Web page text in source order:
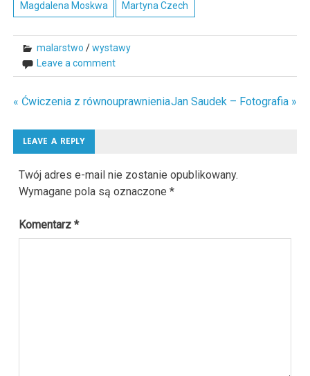
Magdalena Moskwa Martyna Czech
malarstwo /wystawy
Leave a comment
Nawigacja
wpisu
« Ćwiczenia z równouprawnieniaJan Saudek – Fotografia »
LEAVE A REPLY
Twój adres e-mail nie zostanie opublikowany.
Wymagane pola są oznaczone*
Komentarz*